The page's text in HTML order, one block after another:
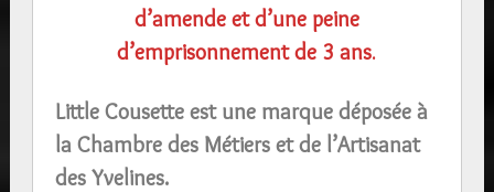
d’amende et d’une peine
d’emprisonnement de 3 ans.
Little Cousette est une marque déposée à
la Chambre des Métiers et de l’Artisanat
des Yvelines.